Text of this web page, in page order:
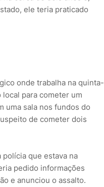
ele teria praticado
onde trabalha na quinta-
para cometer um
uma sala nos fundos do
de cometer dois
que estava na
pedido informações
e anunciou o assalto.